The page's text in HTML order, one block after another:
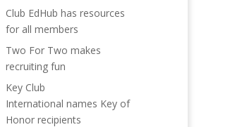
Club EdHub has resources
for all members
Two For Two makes
recruiting fun
Key Club
International names Key of
Honor recipients